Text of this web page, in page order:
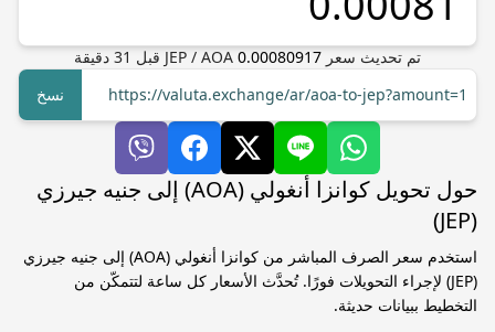
تم تحديث سعر JEP / AOA 0.00080917 قبل 31 دقيقة
https://valuta.exchange/ar/aoa-to-jep?amount=1
نسخ
حول تحويل كوانزا أنغولي (AOA) إلى جنيه جيرزي
(JEP)
استخدم سعر الصرف المباشر من كوانزا أنغولي (AOA) إلى جنيه جيرزي
(JEP) لإجراء التحويلات فورًا. تُحدَّث الأسعار كل ساعة لتتمكّن من
التخطيط ببيانات حديثة.